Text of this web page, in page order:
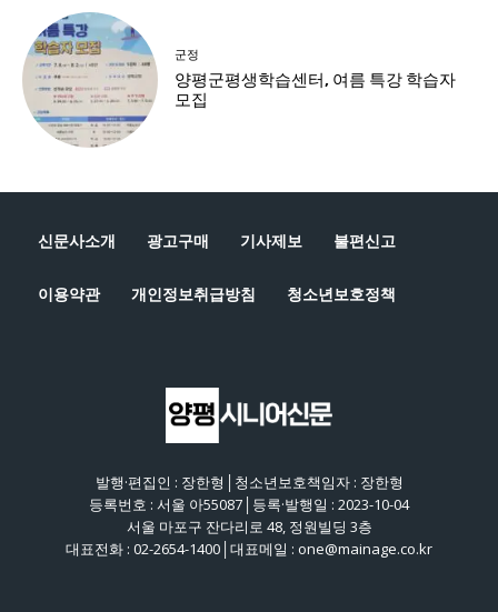
신문사소개 광고구매 기사제보 불편신고
이용약관 개인정보취급방침 청소년보호정책
발행·편집인 : 장한형│청소년보호책임자 : 장한형
등록번호 : 서울 아55087│등록·발행일 : 2023-10-04
서울 마포구 잔다리로 48, 정원빌딩 3층
대표전화 : 02-2654-1400│대표메일 : one@mainage.co.kr